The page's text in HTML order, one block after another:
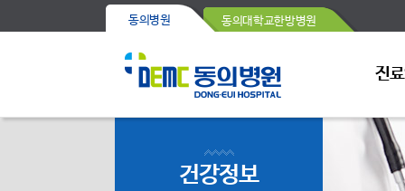
동의병원 동의대학교한방병원
진
건강정보